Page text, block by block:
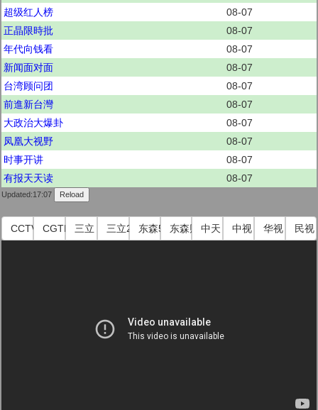
超级红人榜
08-07
正晶限時批
08-07
年代向钱看
08-07
新闻面对面
08-07
台湾顾问团
08-07
前進新台灣
08-07
大政治大爆卦
08-07
凤凰大视野
08-07
时事开讲
08-07
有报天天读
08-07
Updated:17:07
CCTV国际
CGTN 三立 三立2 东森51 东森财经中天 中视 华视 民视